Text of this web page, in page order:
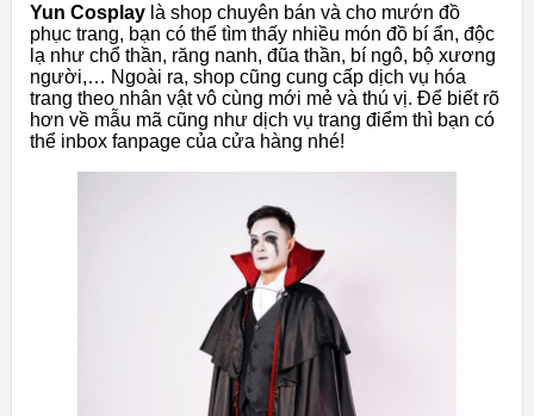
Yun Cosplay là shop chuyên bán và cho mướn đồ
phục trang, bạn có thể tìm thấy nhiều món đồ bí ẩn, độc
lạ như chổ thần, răng nanh, đũa thần, bí ngô, bộ xương
người,… Ngoài ra, shop cũng cung cấp dịch vụ hóa
trang theo nhân vật vô cùng mới mẻ và thú vị. Để biết rõ
hơn về mẫu mã cũng như dịch vụ trang điểm thì bạn có
thể inbox fanpage của cửa hàng nhé!